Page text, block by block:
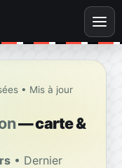
• Mis à jour
— carte &
• Dernier